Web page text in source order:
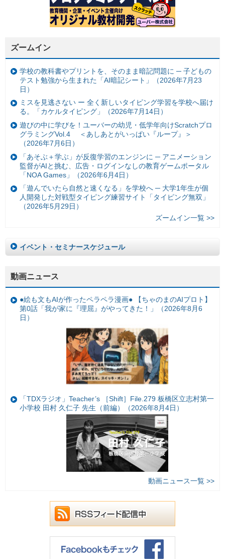
ズームイン
学校の教科書やプリントを、そのまま暗記問題に ─ 子どもの
テスト勉強から生まれた「AI暗記シート」（2026年7月23
日）
ミスを見逃さない ー 全く新しいタイピング学習を学校へ届け
る。「カケルタイピング」（2026年7月14日）
遊びの中に学びを！ユーバーの幼児・低学年向けScratchプロ
グラミングVol.4 ＜あしあとがいっぱい『ループ』＞
（2026年7月6日）
「あそぶ＋学ぶ」が反復学習のエンジンに ─ アニメーション
監督がAIと挑む、広告・ログインなしの教育ゲームポータル
「NOA Games」（2026年6月4日）
「遊んでいたら自然と速くなる」を学校へ ─ 大学1年生が個
人開発した対戦型タイピング練習サイト「タイピング無双」
（2026年5月29日）
ズームイン一覧 >>
イベント・セミナースケジュール
動画ニュース
●絵も文もAIが作ったペラペラ漫画● 【ちゃのまのAIプロト】
第0話「我が家に『理屈』がやってきた！」（2026年8月6
日）
「TDXラジオ」Teacher’s ［Shift］File.279 板橋区立志村第一
小学校 田村 久仁子 先生（前編）（2026年8月4日）
動画ニュース一覧 >>